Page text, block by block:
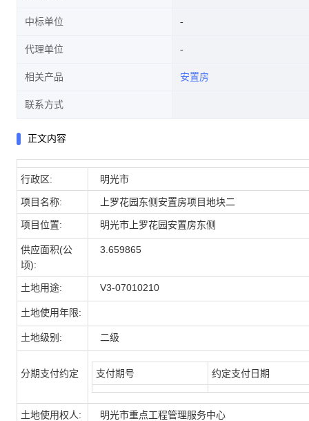
中标单位
代理单位
相关产品 安置房
联系方式
正文内容
行政区: 明光市
项目名称: 上罗花园东侧安置房项目地块二
项目位置: 明光市上罗花园安置房东侧
供应面积(公
顷):
3.659865
土地用途: V3-07010210
土地使用年限:
土地级别: 二级
分期支付约定 支付期号 约定支付日期
土地使用权人: 明光市重点工程管理服务中心